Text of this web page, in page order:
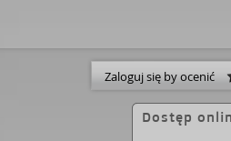
Zaloguj się by ocenić
Dostęp